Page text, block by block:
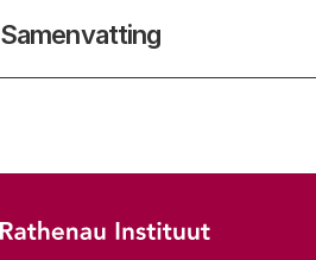
Samenvatting
Footer-menu
Rathenau logo, naar de homepage